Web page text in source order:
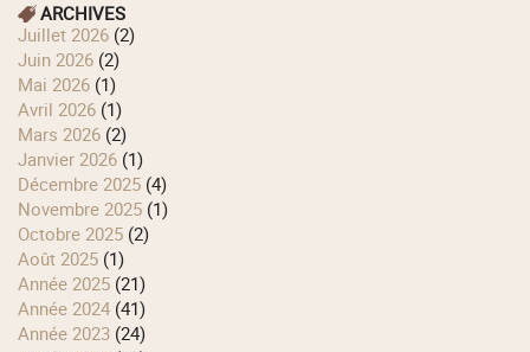
ARCHIVES
juillet 2026 (2)
juin 2026 (2)
mai 2026 (1)
avril 2026 (1)
mars 2026 (2)
janvier 2026 (1)
décembre 2025 (4)
novembre 2025 (1)
octobre 2025 (2)
août 2025 (1)
année 2025 (21)
année 2024 (41)
année 2023 (24)